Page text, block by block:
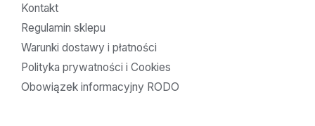
Kontakt
Regulamin sklepu
Warunki dostawy i płatności
Polityka prywatności i Cookies
Obowiązek informacyjny RODO